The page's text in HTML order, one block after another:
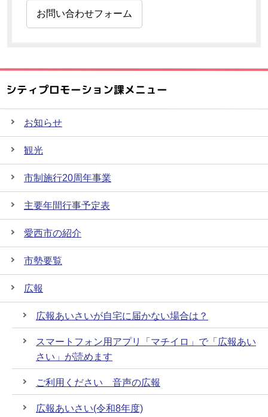
お問い合わせフォーム
シティプロモーション課メニュー
お知らせ
観光
市制施行20周年事業
主要年間行事予定表
愛西市の紹介
市勢要覧
広報
広報あいさいが自宅に届かない場合は？
スマートフォン用アプリ「マチイロ」で「広報あい
さい」が読めます
ご利用ください 音声の広報
広報あいさい(令和8年度)